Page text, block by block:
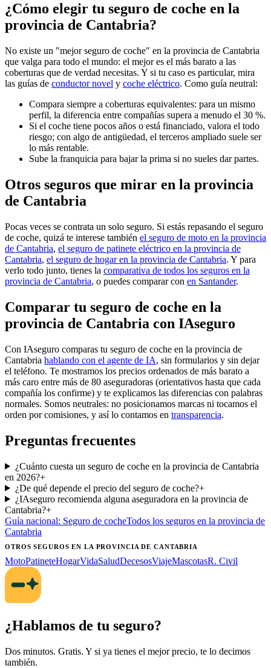
¿Cómo elegir tu seguro de coche en la
provincia de Cantabria?
No existe un "mejor seguro de coche" en la provincia de Cantabria
que valga para todo el mundo: el mejor es el más barato a las
coberturas que de verdad necesitas. Y si tu caso es particular, mira
las guías de conductor novel y coche eléctrico. Como guía neutral:
Compara siempre a coberturas equivalentes: para un mismo
perfil, la diferencia entre compañías supera a menudo el 30 %.
Si el coche tiene pocos años o está financiado, valora el todo
riesgo; con algo de antigüedad, el terceros ampliado suele ser
lo más rentable.
Sube la franquicia para bajar la prima si no sueles dar partes.
Otros seguros que mirar en la provincia
de Cantabria
Pocas veces se contrata un solo seguro. Si estás repasando el seguro
de coche, quizá te interese también el seguro de moto en la provincia
de Cantabria, el seguro de patinete eléctrico en la provincia de
Cantabria, el seguro de hogar en la provincia de Cantabria. Y para
verlo todo junto, tienes la comparativa de todos los seguros en la
provincia de Cantabria, o puedes comparar con en Santander.
Comparar tu seguro de coche en la
provincia de Cantabria con IAseguro
Con IAseguro comparas tu seguro de coche en la provincia de
Cantabria hablando con el agente de IA, sin formularios y sin dejar
el teléfono. Te mostramos los precios ordenados de más barato a
más caro entre más de 80 aseguradoras (orientativos hasta que cada
compañía los confirme) y te explicamos las diferencias con palabras
normales. Somos neutrales: no posicionamos marcas ni tocamos el
orden por comisiones, y así lo contamos en transparencia.
Preguntas frecuentes
¿Cuánto cuesta un seguro de coche en la provincia de Cantabria
en 2026?+
¿De qué depende el precio del seguro de coche?+
¿IAseguro recomienda alguna aseguradora en la provincia de
Cantabria?+
Guía nacional: Seguro de cocheTodos los seguros en la provincia de
Cantabria
OTROS SEGUROSEN LA PROVINCIA DE CANTABRIA
MotoPatineteHogarVidaSaludDecesosViajeMascotasR. Civil
¿Hablamos de tu seguro?
Dos minutos. Gratis. Y si ya tienes el mejor precio, te lo decimos
también.